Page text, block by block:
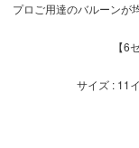
プロご用達のバルーンが
【6
サイズ : 11